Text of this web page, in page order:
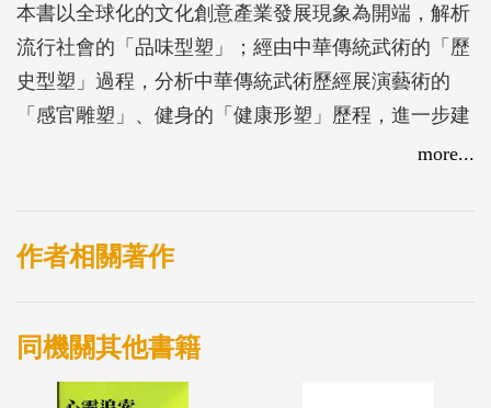
本書以全球化的文化創意產業發展現象為開端，解析
流行社會的「品味型塑」；經由中華傳統武術的「歷
史型塑」過程，分析中華傳統武術歷經展演藝術的
「感官雕塑」、健身的「健康形塑」歷程，進一步建
構「創意武術」的進化特色。透過實際案例的敘述與
員能有更多元的思考方向。本書以「中華民國創意武
術協會」的個案來進行探究，解析「創意武術」所具
發展，必須從21世紀的消費體驗及媒體角度進行思
考。「新形態武術展演」、「藝術感官雕塑」與「社
more...
作者相關著作
同機關其他書籍